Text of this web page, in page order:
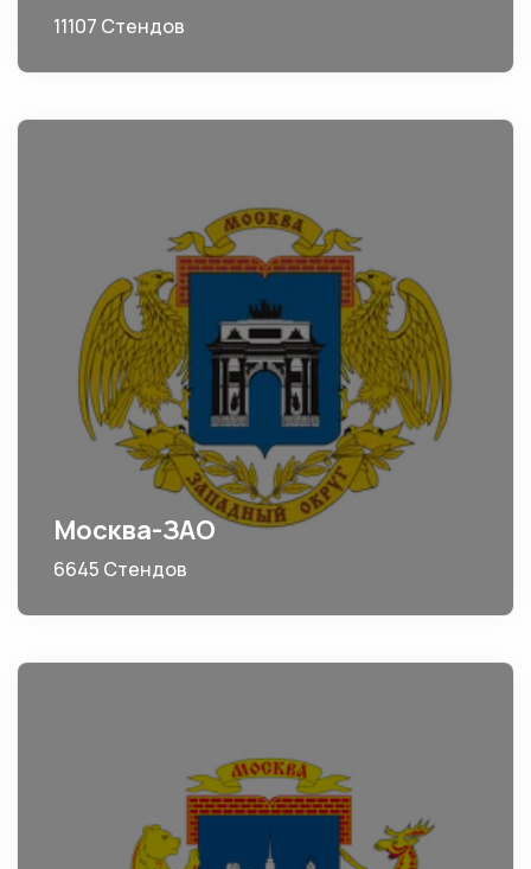
11107 Стендов
Москва-ЗАО
6645 Стендов